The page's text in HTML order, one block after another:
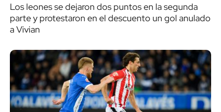
Los leones se dejaron dos puntos en la segunda
parte y protestaron en el descuento un gol anulado
a Vivian